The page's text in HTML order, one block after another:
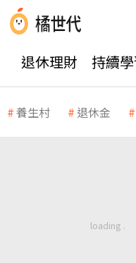
退休理財 持續
養生村 退休金